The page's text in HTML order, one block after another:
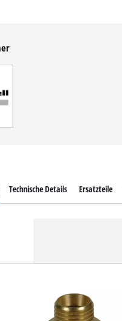
Technische Details Ersatzteile